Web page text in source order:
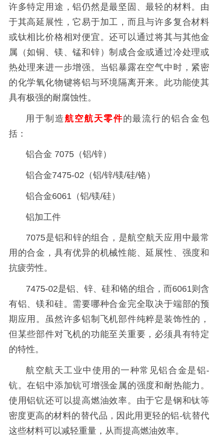
许多特定用途，铝仍然是最坚固、最轻的材料。由
于其高延展性，它易于加工，而且与许多复合材料
或钛相比价格相对便宜。还可以通过将其与其他金
属（如铜、镁、锰和锌）制成合金或通过冷处理或
热处理来进一步增强。当铝暴露在空气中时，紧密
的化学氧化物键将铝与环境隔离开来。此功能使其
具有极强的耐腐蚀性。
用于制造航空航天零件的最流行的铝合金包
括：
铝合金 7075（铝/锌）
铝合金7475-02（铝/锌/镁/硅/铬）
铝合金6061（铝/镁/硅）
铝加工件
7075是铝和锌的组合，是航空航天应用中最常
用的合金，具有优异的机械性能、延展性、强度和
抗疲劳性。
7475-02是铝、锌、硅和铬的组合，而6061则含
有铝、镁和硅。需要哪种合金完全取决于端部的预
期应用。虽然许多铝制飞机部件纯粹是装饰性的，
但某些部件对飞机的功能至关重要，必须具有特定
的特性。
航空航天工业中使用的一种常见铝合金是铝-
钪。在铝中添加钪可增强金属的强度和耐热能力。
使用铝钪还可以提高燃油效率。由于它是钢和钛等
密度更高的材料的替代品，因此用更轻的铝-钪替代
这些材料可以减轻重量，从而提高燃油效率。